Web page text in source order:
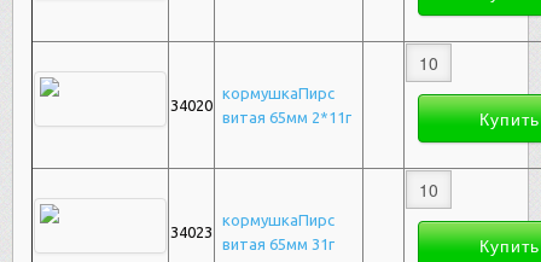
34020
кормушкаПирс
витая 65мм 2*11г
34023
кормушкаПирс
витая 65мм 31г